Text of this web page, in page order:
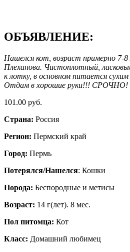
ОБЪЯВЛЕНИЕ:
Нашелся кот, возраст примерно 7-8
Плеханова. Чистоплотный,
к лотку, в основном питается
Отдам в хорошие руки!!! СРОЧНО!
101.00 руб.
Страна: Россия
Регион: Пермский край
Город: Пермь
Потерялся/Нашелся: Кошки
Порода: Беспородные и метисы
Возраст: 14 г(лет). 8 мес.
Пол питомца: Кот
Класс: Домашний любимец